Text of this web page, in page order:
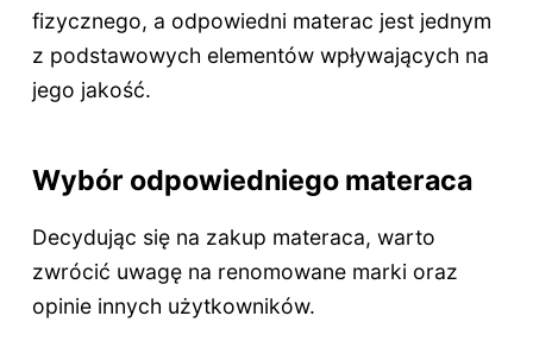
fizycznego, a odpowiedni materac jest jednym
z podstawowych elementów wpływających na
jego jakość.
Wybór odpowiedniego materaca
Decydując się na zakup materaca, warto
zwrócić uwagę na renomowane marki oraz
opinie innych użytkowników.